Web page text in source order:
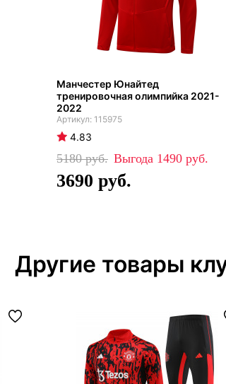
Манчестер Юнайтед
тренировочная олимпийка 2021-
2022
115975
4.83
5180 1490
3690
Другие товары